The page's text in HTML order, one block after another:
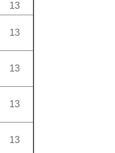
13
13
13
13
13